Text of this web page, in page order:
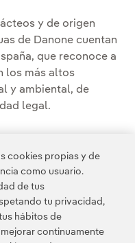
y de origen
de Danone cuentan
que reconoce a
los más altos
y ambiental, de
legal.
cookies propias y de
como usuario.
de tus
tu privacidad,
hábitos de
continuamente